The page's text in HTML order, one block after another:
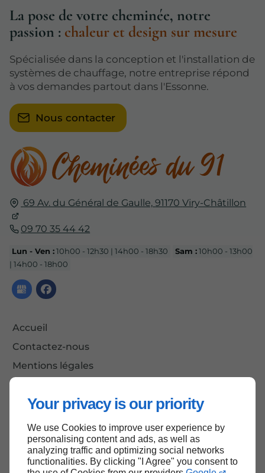
Your privacy is our priority
We use Cookies to improve user experience by
personalising content and ads, as well as
analyzing traffic and optimizing social networks
functionalities. By clicking "I Agree" you consent to
69 Av. du Général de Gaulle, 91170 Viry-Châtillon
09 70 35 44 42
Lun - Ven :10h00 - 12h30 | 14h00 - 18h30 Sam :10h00 - 13h00
| 14h00 - 18h00
Accueil
Contactez-nous
Mentions légales
La pose de votre cheminée, notre
passion : chaleur et design sur mesure
Spécialisée dans la conception et l'installation de
systèmes de chauffage, notre entreprise répond
à vos demandes partout dans l'Essonne.
Nous contacter
Haut de page